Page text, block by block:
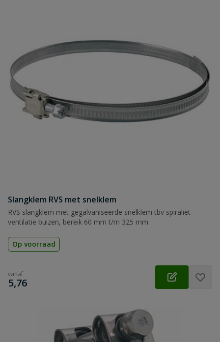
Slangklem RVS met snelklem
RVS slangklem met gegalvaniseerde snelklem tbv spiraliet
ventilatie buizen, bereik 60 mm t/m 325 mm
Op voorraad
vanaf
€
5,76